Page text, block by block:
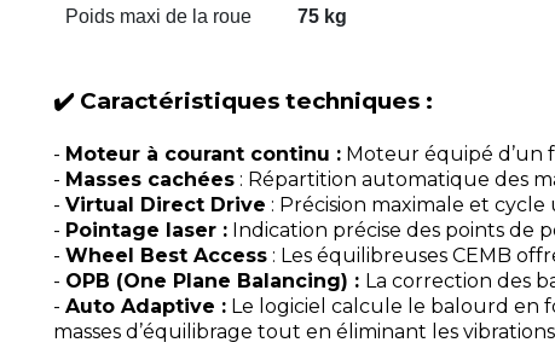
Poids maxi de la roue 75 kg
✔️ Caractéristiques techniques :
- Moteur à courant continu : Moteur équipé d’un
- Masses cachées : Répartition automatique des
- Virtual Direct Drive : Précision maximale et
- Pointage laser : Indication précise des points de
- Wheel Best Access : Les équilibreuses CEMB
- OPB (One Plane Balancing) : La correction des
- Auto Adaptive : Le logiciel calcule le balourd en
masses d’équilibrage tout en éliminant les